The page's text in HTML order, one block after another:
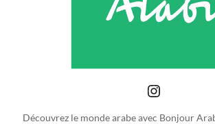
Découvrez le monde arabe avec Bonjour